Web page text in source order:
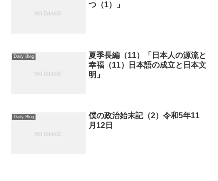
つ（1）」
Daily Blog
夏季長編（11）「日本人の源流と
幸福（11）日本語の成立と日本文
明」
Daily Blog
僕の政治始末記（2）令和5年11
月12日